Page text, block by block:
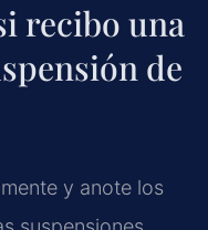
recibo una
de
y anote los